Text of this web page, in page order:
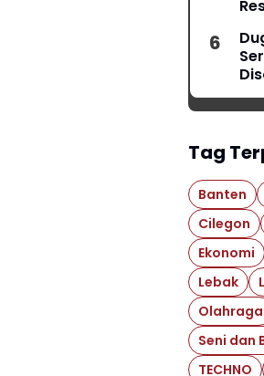
Tag
Banten
Cilegon
Ekonomi
Lebak
Olahraga
Seni dan
TECHNO